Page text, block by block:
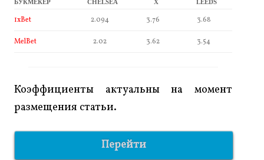
БУКМЕКЕР CHELSEA X LEEDS
1xBet 2.094 3.76 3.68
MelBet 2.02 3.62 3.54
Коэффициенты актуальны на момент
размещения статьи.
Перейти